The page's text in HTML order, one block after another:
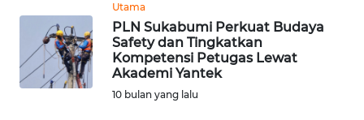
Utama
PLN Sukabumi Perkuat Budaya
Safety dan Tingkatkan
Kompetensi Petugas Lewat
Akademi Yantek
10 bulan yang lalu
TAPANULI
TENGAH
WN DELI
SERDANG